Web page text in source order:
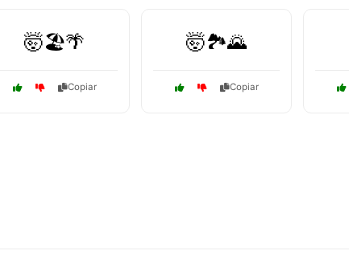
🤯🏖️🌴
Copiar
🤯🏞️🌄
Copiar